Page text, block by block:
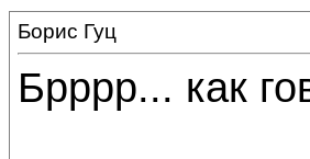
Борис Гуц
Брррр... как